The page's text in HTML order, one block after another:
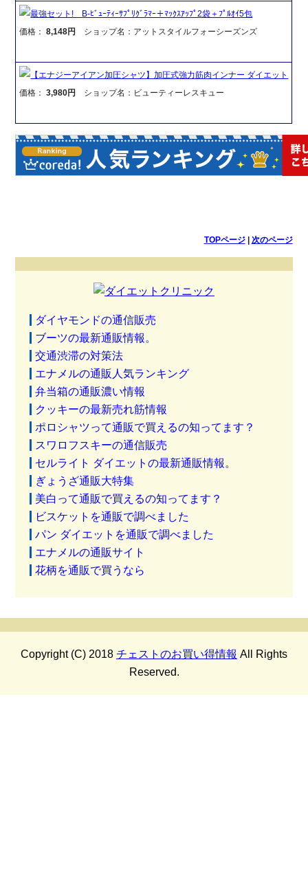
最強セット! B-ﾋﾞｭｰﾃｨｰｻﾌﾟﾘｸﾞﾗﾏｰ＋ﾏｯｸｽｱｯﾌﾟ2袋＋ﾌﾟﾙｵｲ5包
価格：8,148円 ショップ名：アットスタイルフォーシーズンズ
【エナジーアイアン加圧シャツ】加圧式強力筋肉インナー ダイエット
価格：3,980円 ショップ名：ビューティーレスキュー
TOPページ| 次のページ
ダイヤモンドの通信販売
ブーツの最新通販情報。
交通渋滞の対策法
エナメルの通販人気ランキング
弁当箱の通販濃い情報
クッキーの最新売れ筋情報
ポロシャツって通販で買えるの知ってます？
スワロフスキーの通信販売
セルライト ダイエットの最新通販情報。
ぎょうざ通販大特集
美白って通販で買えるの知ってます？
ビスケットを通販で調べました
パン ダイエットを通販で調べました
エナメルの通販サイト
花柄を通販で買うなら
Copyright (C) 2018 チェストのお買い得情報 All Rights
Reserved.